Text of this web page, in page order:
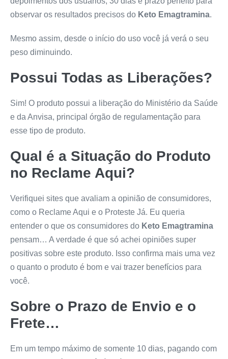
observar os resultados precisos do Keto Emagtramina.
Mesmo assim, desde o início do uso você já verá o seu
peso diminuindo.
Possui Todas as Liberações?
Sim! O produto possui a liberação do Ministério da Saúde
e da Anvisa, principal órgão de regulamentação para
esse tipo de produto.
Qual é a Situação do Produto
no Reclame Aqui?
Verifiquei sites que avaliam a opinião de consumidores,
como o Reclame Aqui e o Proteste Já. Eu queria
entender o que os consumidores do Keto Emagtramina
pensam… A verdade é que só achei opiniões super
positivas sobre este produto. Isso confirma mais uma vez
o quanto o produto é bom e vai trazer benefícios para
você.
Sobre o Prazo de Envio e o
Frete…
Em um tempo máximo de somente 10 dias, pagando com